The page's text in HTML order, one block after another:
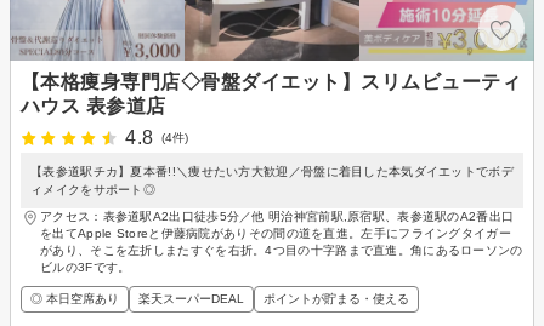
【本格痩身専門店◇骨盤ダイエット】スリムビューティ
ハウス 表参道店
4.8
(4件)
【表参道駅チカ】夏本番!!＼痩せたい方大歓迎／骨盤に着目した本気ダイエットでボデ
ィメイクをサポート◎
アクセス：表参道駅A2出口徒歩5分／他 明治神宮前駅,原宿駅、表参道駅のA2番出口
を出てApple Storeと伊藤病院がありその間の道を直進。左手にフライングタイガー
があり、そこを左折しまたすぐを右折。4つ目の十字路まで直進。角にあるローソンの
ビルの3Fです。
◎ 本日空席あり 楽天スーパーDEAL ポイントが貯まる・使える